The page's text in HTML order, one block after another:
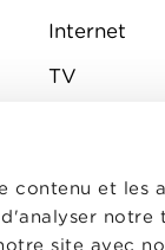
contenu et les
notre
site avec
Internet
TV
Fibre